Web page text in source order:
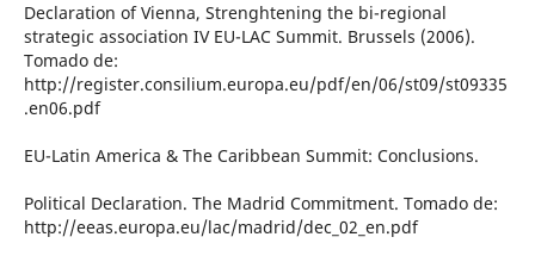
Declaration of Vienna, Strenghtening the bi-regional
strategic association IV EU-LAC Summit. Brussels (2006).
Tomado de:
http://register.consilium.europa.eu/pdf/en/06/st09/st09335
.en06.pdf
EU-Latin America & The Caribbean Summit: Conclusions.
Political Declaration. The Madrid Commitment. Tomado de:
http://eeas.europa.eu/lac/madrid/dec_02_en.pdf